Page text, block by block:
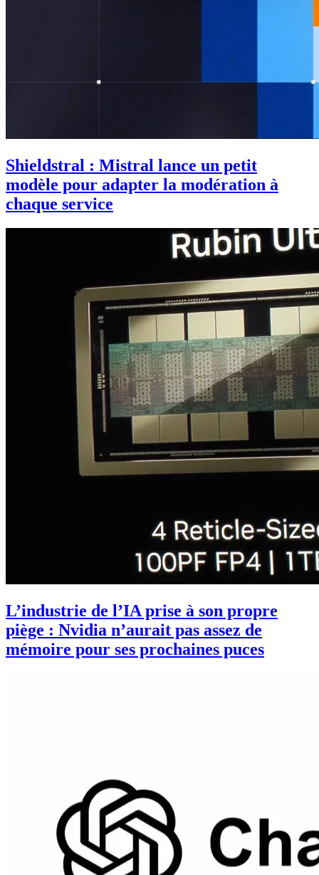
Shieldstral : Mistral lance un petit
modèle pour adapter la modération à
chaque service
L’industrie de l’IA prise à son propre
piège : Nvidia n’aurait pas assez de
mémoire pour ses prochaines puces